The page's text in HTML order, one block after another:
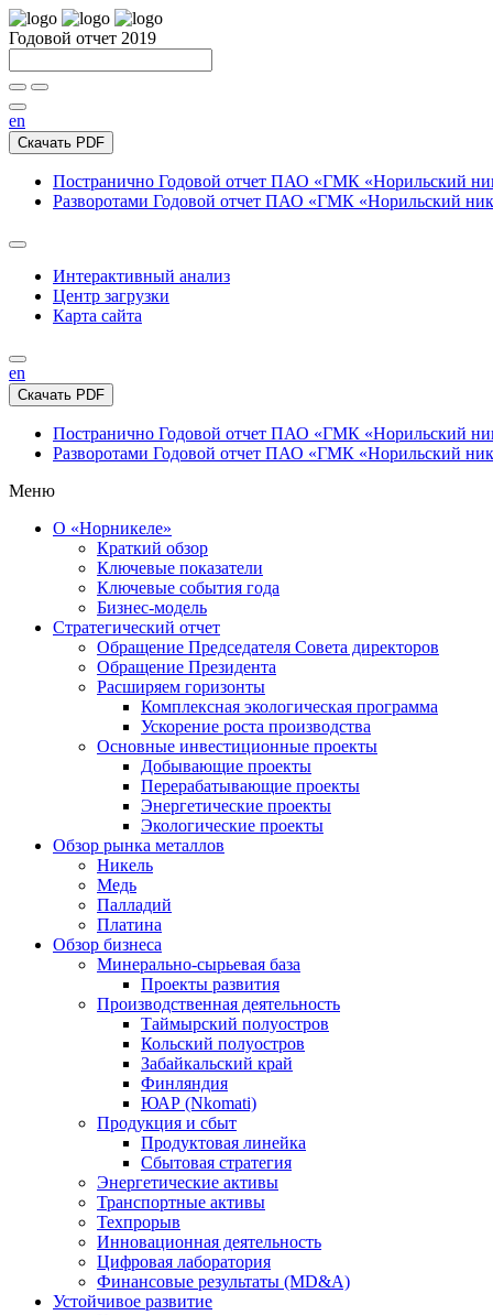
Годовой отчет 2019
en
Скачать PDF
Постранично Годовой отчет ПАО «ГМК «Норильский
Разворотами Годовой отчет ПАО «ГМК «Норильский
Интерактивный анализ
Центр загрузки
Карта сайта
en
Скачать PDF
Постранично Годовой отчет ПАО «ГМК «Норильский
Разворотами Годовой отчет ПАО «ГМК «Норильский
Меню
О «Норникеле»
Краткий обзор
Ключевые показатели
Ключевые события года
Бизнес-модель
Стратегический отчет
Обращение Председателя Совета директоров
Обращение Президента
Расширяем горизонты
Комплексная экологическая программа
Ускорение роста производства
Основные инвестиционные проекты
Добывающие проекты
Перерабатывающие проекты
Энергетические проекты
Экологические проекты
Обзор рынка металлов
Никель
Медь
Палладий
Платина
Обзор бизнеса
Минерально-сырьевая база
Проекты развития
Производственная деятельность
Таймырский полуостров
Кольский полуостров
Забайкальский край
Финляндия
ЮАР (Nkomati)
Продукция и сбыт
Продуктовая линейка
Сбытовая стратегия
Энергетические активы
Транспортные активы
Техпрорыв
Инновационная деятельность
Цифровая лаборатория
Финансовые результаты (MD&A)
Устойчивое развитие